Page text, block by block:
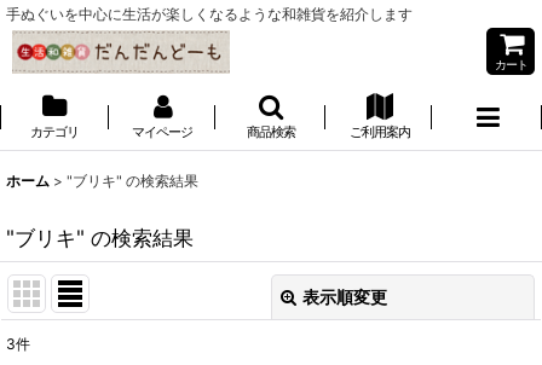
手ぬぐいを中心に生活が楽しくなるような和雑貨を紹介します
カート
カテゴリ マイページ 商品検索 ご利用案内
ホーム > "ブリキ" の検索結果
"ブリキ" の検索結果
表示順変更
3件